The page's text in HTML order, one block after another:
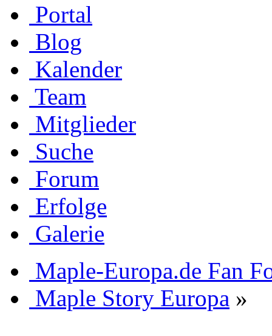
Portal
Blog
Kalender
Team
Mitglieder
Suche
Forum
Erfolge
Galerie
Maple-Europa.de Fan
Maple Story Europa »